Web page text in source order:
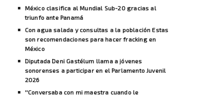
México clasifica al Mundial Sub-20 gracias al
triunfo ante Panamá
Con agua salada y consultas a la población Estas
son recomendaciones para hacer fracking en
México
Diputada Deni Gastélum llama a jóvenes
sonorenses a participar en el Parlamento Juvenil
2026
''Conversaba con mi maestra cuando le